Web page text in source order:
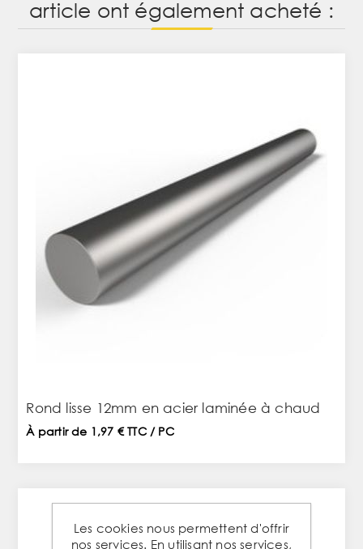
article ont également acheté :
Rond lisse 12mm en acier laminée à chaud
À partir de 1,97 € TTC / PC
Les cookies nous permettent d'offrir
nos services. En utilisant nos services,